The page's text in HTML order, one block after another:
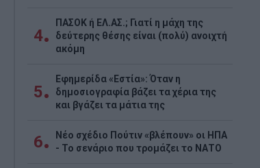
4
ΠΑΣΟΚ ή ΕΛ.ΑΣ.; Γιατί η μάχη της
δεύτερης θέσης είναι (πολύ) ανοιχτή
ακόμη
5
Εφημερίδα «Εστία»: Όταν η
δημοσιογραφία βάζει τα χέρια της
και βγάζει τα μάτια της
6
Νέο σχέδιο Πούτιν «βλέπουν» οι ΗΠΑ
- Το σενάριο που τρομάζει το ΝΑΤΟ